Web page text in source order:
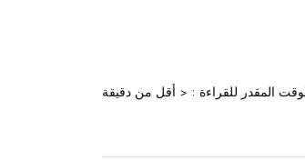
المقدر للقراءة : < أقل من دقيقة